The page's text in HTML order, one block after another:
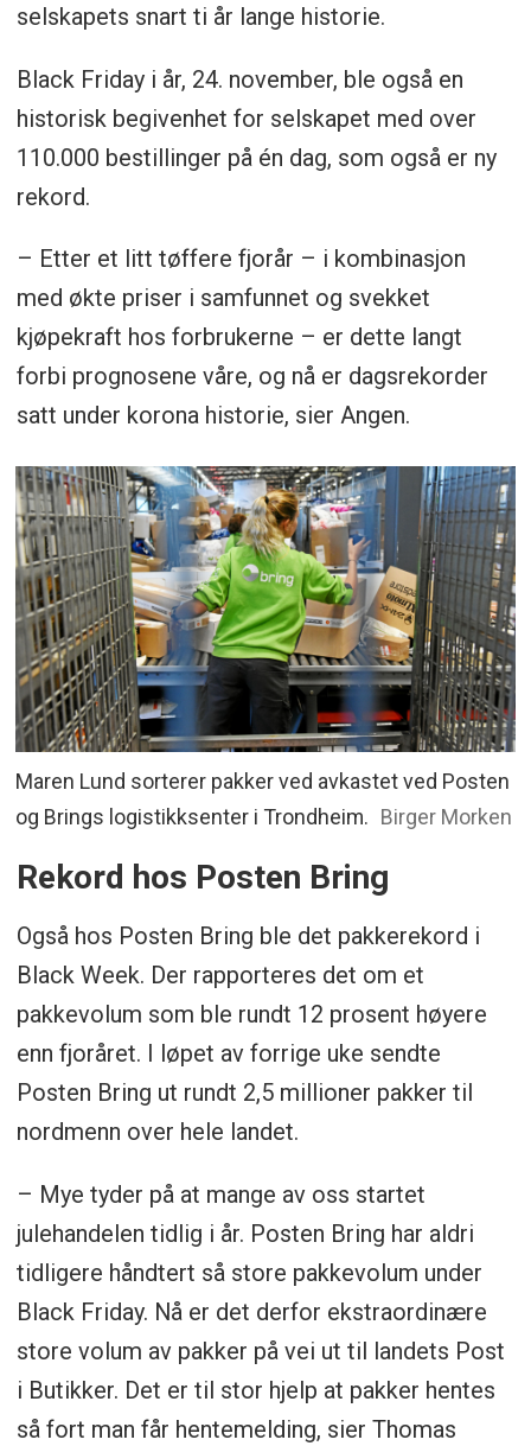
selskapets snart ti år lange historie.
Black Friday i år, 24. november, ble også en
historisk begivenhet for selskapet med over
110.000 bestillinger på én dag, som også er ny
rekord.
– Etter et litt tøffere fjorår – i kombinasjon
med økte priser i samfunnet og svekket
kjøpekraft hos forbrukerne – er dette langt
forbi prognosene våre, og nå er dagsrekorder
satt under korona historie, sier Angen.
Maren Lund sorterer pakker ved avkastet ved Posten
og Brings logistikksenter i Trondheim. Birger Morken
Rekord hos Posten Bring
Også hos Posten Bring ble det pakkerekord i
Black Week. Der rapporteres det om et
pakkevolum som ble rundt 12 prosent høyere
enn fjoråret. I løpet av forrige uke sendte
Posten Bring ut rundt 2,5 millioner pakker til
nordmenn over hele landet.
– Mye tyder på at mange av oss startet
julehandelen tidlig i år. Posten Bring har aldri
tidligere håndtert så store pakkevolum under
Black Friday. Nå er det derfor ekstraordinære
store volum av pakker på vei ut til landets Post
i Butikker. Det er til stor hjelp at pakker hentes
så fort man får hentemelding, sier Thomas